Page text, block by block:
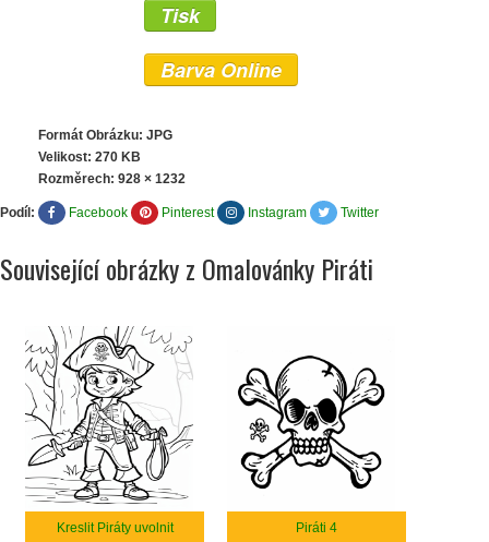
Tisk
Barva Online
Formát Obrázku: JPG
Velikost: 270 KB
Rozměrech: 928 × 1232
Podíl: Facebook Pinterest Instagram Twitter
Související obrázky z Omalovánky Piráti
Kreslit Piráty uvolnit Piráti 4